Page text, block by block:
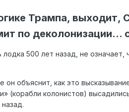
Трампа,
по деколонизации...
лодка 500 лет назад, не
объяснит, как это
(корабли колонистов)